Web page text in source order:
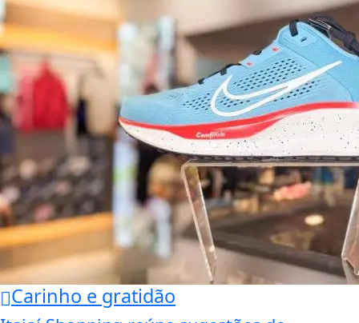
Carinho e gratidão